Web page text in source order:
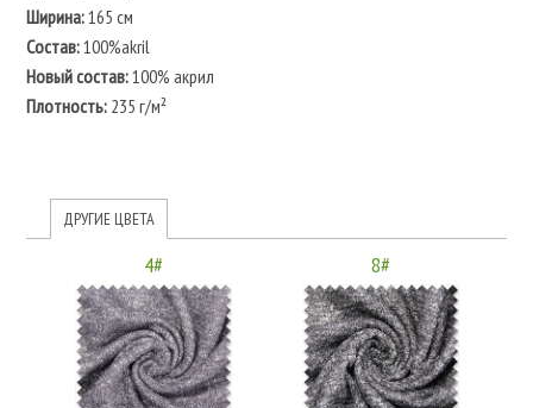
Ширина:165 см
Состав:100%akril
Новый состав:100% акрил
Плотность:235 г/м²
ДРУГИЕ ЦВЕТА
4# 8#